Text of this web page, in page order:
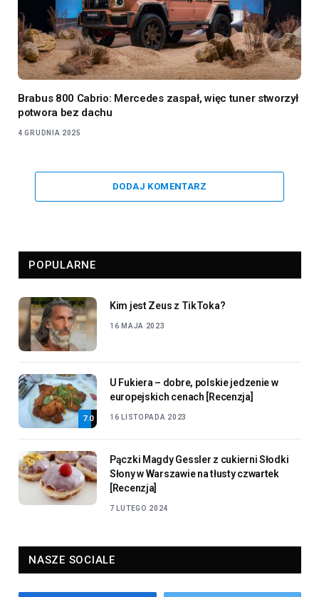
Brabus 800 Cabrio: Mercedes zaspał, więc tuner stworzył
potwora bez dachu
4 GRUDNIA 2025
DODAJ KOMENTARZ
POPULARNE
Kim jest Zeus z TikToka?
16 MAJA 2023
7.0
U Fukiera – dobre, polskie jedzenie w
europejskich cenach [Recenzja]
16 LISTOPADA 2023
Pączki Magdy Gessler z cukierni Słodki
Słony w Warszawie na tłusty czwartek
[Recenzja]
7 LUTEGO 2024
NASZE SOCIALE